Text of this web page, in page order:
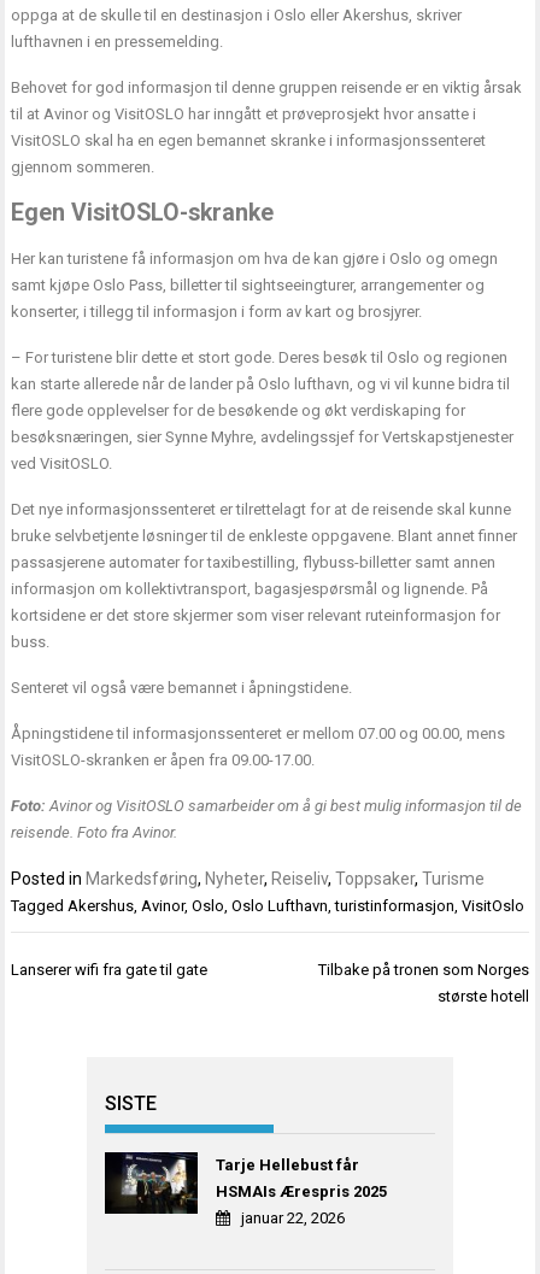
oppga at de skulle til en destinasjon i Oslo eller Akershus, skriver
lufthavnen i en pressemelding.
Behovet for god informasjon til denne gruppen reisende er en viktig årsak
til at Avinor og VisitOSLO har inngått et prøveprosjekt hvor ansatte i
VisitOSLO skal ha en egen bemannet skranke i informasjonssenteret
gjennom sommeren.
Egen VisitOSLO-skranke
Her kan turistene få informasjon om hva de kan gjøre i Oslo og omegn
samt kjøpe Oslo Pass, billetter til sightseeingturer, arrangementer og
konserter, i tillegg til informasjon i form av kart og brosjyrer.
– For turistene blir dette et stort gode. Deres besøk til Oslo og regionen
kan starte allerede når de lander på Oslo lufthavn, og vi vil kunne bidra til
flere gode opplevelser for de besøkende og økt verdiskaping for
besøksnæringen, sier Synne Myhre, avdelingssjef for Vertskapstjenester
ved VisitOSLO.
Det nye informasjonssenteret er tilrettelagt for at de reisende skal kunne
bruke selvbetjente løsninger til de enkleste oppgavene. Blant annet finner
passasjerene automater for taxibestilling, flybuss-billetter samt annen
informasjon om kollektivtransport, bagasjespørsmål og lignende. På
kortsidene er det store skjermer som viser relevant ruteinformasjon for
buss.
Senteret vil også være bemannet i åpningstidene.
Åpningstidene til informasjonssenteret er mellom 07.00 og 00.00, mens
VisitOSLO-skranken er åpen fra 09.00-17.00.
Foto: Avinor og VisitOSLO samarbeider om å gi best mulig informasjon til de
reisende. Foto fra Avinor.
Posted in Markedsføring, Nyheter, Reiseliv,Toppsaker,Turisme
TaggedAkershus,Avinor,Oslo,Oslo Lufthavn,turistinformasjon,VisitOslo
Innleggsnavigasjon
Lanserer wifi fra gate til gate
Tilbake på tronen som Norges
største hotell
SISTE
Tarje Hellebust får
HSMAIs Ærespris 2025
januar 22, 2026